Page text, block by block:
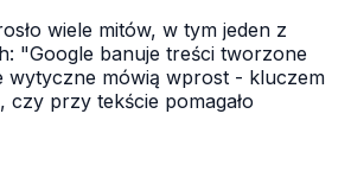
wiele mitów, w tym jeden z
"Google banuje treści tworzone
wytyczne mówią wprost - kluczem
czy przy tekście pomagało